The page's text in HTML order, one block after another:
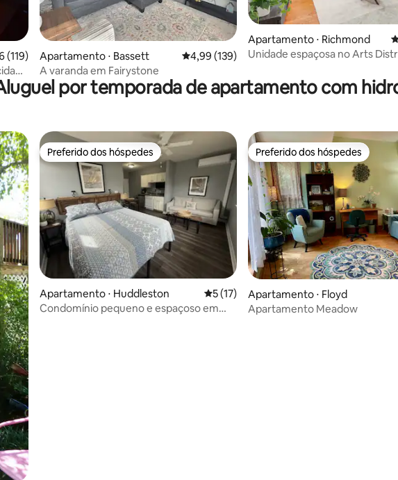
uma avaliação média de 5, 119 avaliações
(119)
Apartamento ⋅ Bassett 4,99 de uma avaliação média de 5, 139
4,99 (139)
A varanda em Fairystone
Apartamento ⋅ Richmond
Unidade espaçosa no Arts
por temporada de apartamento com
Preferido dos hóspedes
Preferido dos hóspedes
Apartamento ⋅ Huddleston 5 de uma avaliação média de 5, 17
5 (17)
Condomínio pequeno e espaçoso em
Preferido dos hóspedes
Preferido dos hóspedes
Apartamento ⋅ Floyd
Apartamento Meadow